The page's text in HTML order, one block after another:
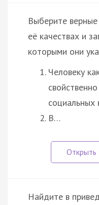
Выберите
её качествах и
которыми они
Человеку
социальных
В…
Найдите в